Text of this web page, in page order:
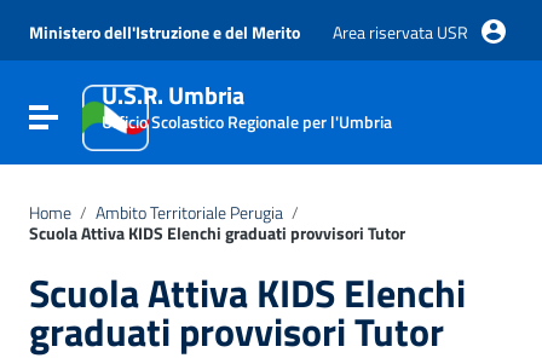
Vai al menu di navigazione
Vai al footer
Ministero dell'Istruzione e del Merito Area riservata USR
Attiva / disattiva la navigazione
U.S.R. Umbria
Ufficio Scolastico Regionale per l'Umbria
Home / Ambito Territoriale Perugia /
Scuola Attiva KIDS Elenchi graduati provvisori Tutor
Scuola Attiva KIDS Elenchi
graduati provvisori Tutor